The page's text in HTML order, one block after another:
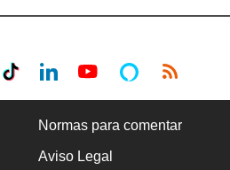
Normas para comentar
Aviso Legal